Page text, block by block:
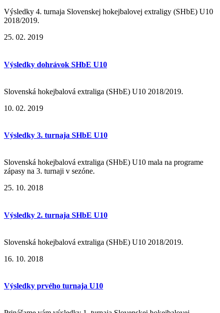
Výsledky 4. turnaja ​​​​​​​Slovenskej hokejbalovej extraligy (SHbE) U10
2018/2019.
25. 02. 2019
Výsledky dohrávok SHbE U10
Slovenská hokejbalová extraliga (SHbE) U10 2018/2019.
10. 02. 2019
Výsledky 3. turnaja SHbE U10
Slovenská hokejbalová extraliga (SHbE) U10 mala na programe
zápasy na 3. turnaji v sezóne.
25. 10. 2018
Výsledky 2. turnaja SHbE U10
​​​​​​​Slovenská hokejbalová extraliga (SHbE) U10 2018/2019.
16. 10. 2018
Výsledky prvého turnaja U10